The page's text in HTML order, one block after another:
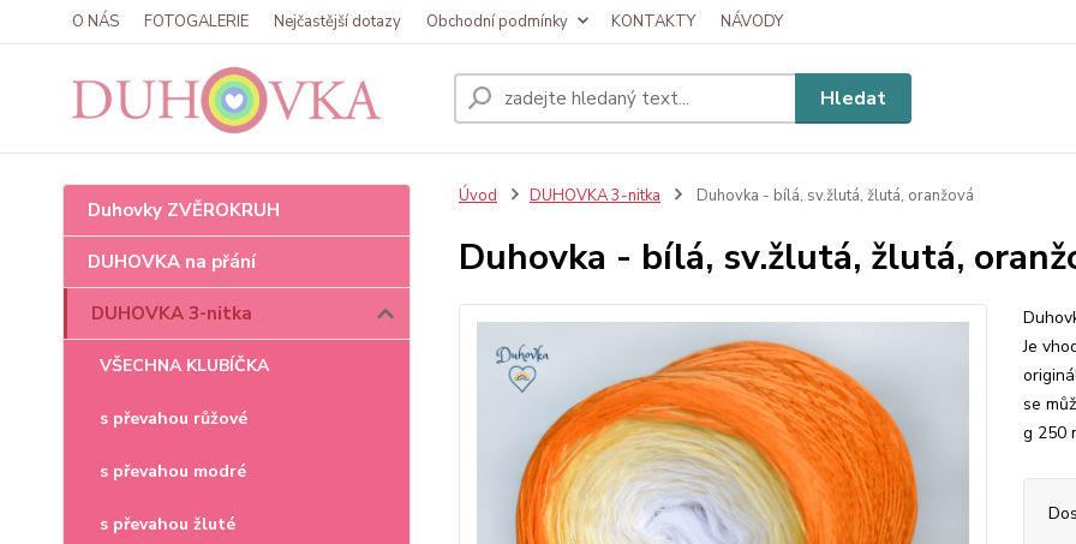
O NÁS FOTOGALERIE Nejčastější dotazy Obchodní podmínky KONTAKTY NÁVODY
Hledat
Duhovky ZVĚROKRUH
DUHOVKA na přání
DUHOVKA 3-nitka
VŠECHNA KLUBÍČKA
s převahou růžové
s převahou modré
s převahou žluté
Úvod DUHOVKA 3-nitka Duhovka - bílá, sv.žlutá, žlutá, oranžová
Duhovka - bílá, sv.žlutá, žlutá,
Je
se
g 250